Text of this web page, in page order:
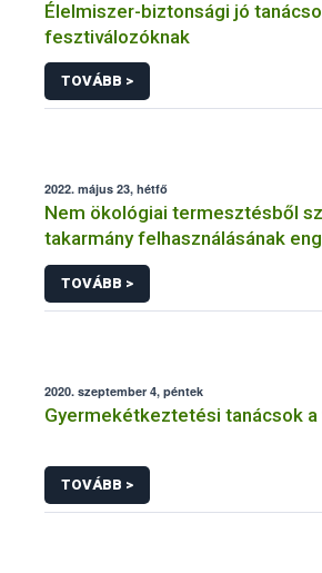
Élelmiszer-biztonsági jó
fesztiválozóknak
TOVÁBB >
2022. május 23, hétfő
Nem ökológiai termesztésből
takarmány felhasználásának
ökológiai (bio) gazdálkodás
TOVÁBB >
2020. szeptember 4, péntek
Gyermekétkeztetési tanácsok
TOVÁBB >